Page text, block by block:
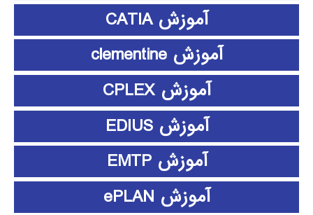
آموزش CATIA
آموزش clementine
آموزش CPLEX
آموزش EDIUS
آموزش EMTP
آموزش ePLAN